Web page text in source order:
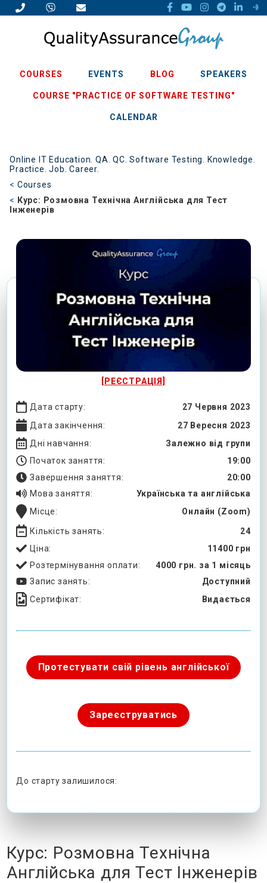
COURSES EVENTS BLOG SPEAKERS
COURSE "PRACTICE OF SOFTWARE TESTING"
CALENDAR
Online IT Education. QA. QC. Software Testing. Knowledge.
Practice. Job. Career.
Courses
Курс: Розмовна Технічна Англійська для Тест
Інженерів
[РЕЄСТРАЦІЯ]
Дата старту:
27 Червня 2023
Дата закінчення:
27 Вересня 2023
Дні навчання:
Залежно від групи
Початок заняття:
19:00
Завершення заняття:
20:00
Мова заняття:
Українська та англійська
Місце:
Онлайн (Zoom)
Кількість занять:
24
Ціна:
11400 грн
Розтермінування оплати:
4000 грн. за 1 місяць
Запис занять:
Доступний
Сертифікат:
Видається
Протестувати свій рівень англійської
Зареєструватись
До старту залишилося:
Курс: Розмовна Технічна
Англійська для Тест Інженерів